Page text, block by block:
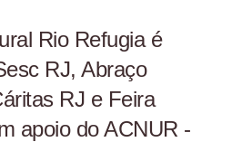
Rio Refugia é
RJ, Abraço
RJ e Feira
apoio do ACNUR -